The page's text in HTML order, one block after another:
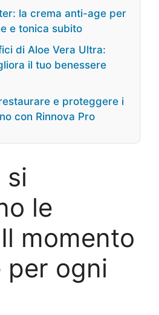
la crema anti-age per
e tonica subito
di Aloe Vera Ultra:
il tuo benessere
e proteggere i
con Rinnova Pro
si
le
momento
per ogni